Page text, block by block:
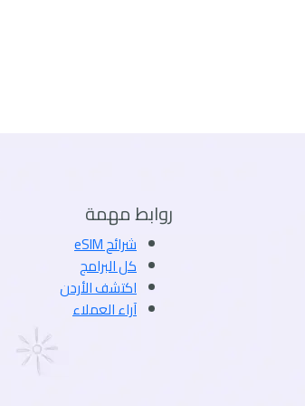
روابط مهمة
شرائح eSIM
كل البرامج
اكتشف الأردن
آراء العملاء